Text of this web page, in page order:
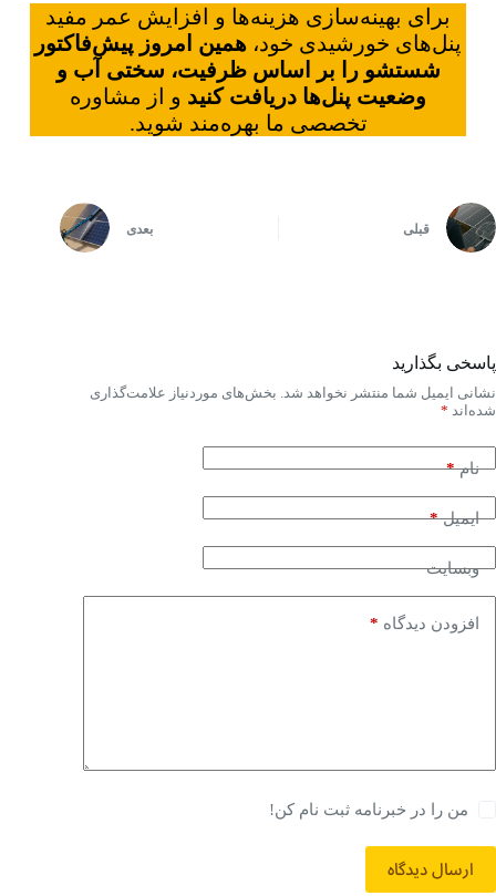
برای بهینه‌سازی هزینه‌ها و افزایش عمر مفید
پنل‌های خورشیدی خود، همین امروز پیش‌فاکتور
شستشو را بر اساس ظرفیت، سختی آب و
وضعیت پنل‌ها دریافت کنید و از مشاوره
تخصصی ما بهره‌مند شوید.
قبلی بعدی
پاسخی بگذارید
نشانی ایمیل شما منتشر نخواهد شد. بخش‌های موردنیاز علامت‌گذاری
شده‌اند *
نام*
ایمیل*
وبسایت
افزودن دیدگاه *
من را در خبرنامه ثبت نام کن!
ارسال دیدگاه